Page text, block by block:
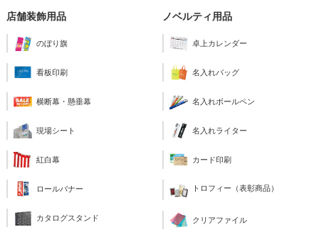
店舗装飾用品
のぼり旗
看板印刷
横断幕・懸垂幕
現場シート
紅白幕
ロールバナー
カタログスタンド
ノベルティ用品
卓上カレンダー
名入れバッグ
名入れボールペン
名入れライター
カード印刷
トロフィー（表彰商品）
クリアファイル